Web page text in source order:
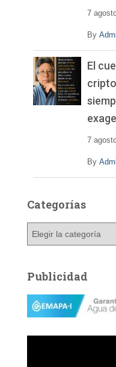
7
By
El
7
By
Categorías
g
o
a
Publicidad